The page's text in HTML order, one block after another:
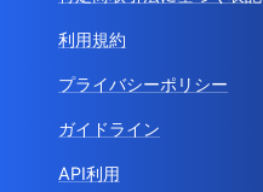
利用規約
プライバシーポリシー
ガイドライン
API利用